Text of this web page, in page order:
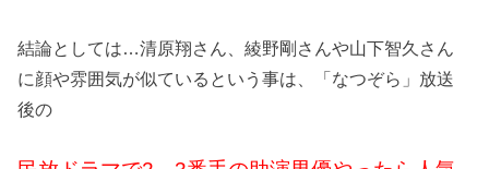
結論としては…清原翔さん、綾野剛さんや山下智久さん
に顔や雰囲気が似ているという事は、「なつぞら」放送
後の